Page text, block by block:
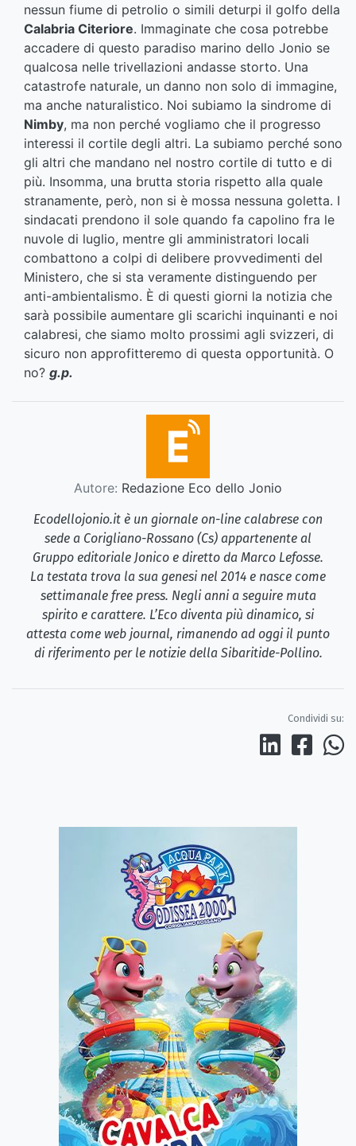
nessun fiume di petrolio o simili deturpi il golfo della
Calabria Citeriore. Immaginate che cosa potrebbe
accadere di questo paradiso marino dello Jonio se
qualcosa nelle trivellazioni andasse storto. Una
catastrofe naturale, un danno non solo di immagine,
ma anche naturalistico. Noi subiamo la sindrome di
Nimby, ma non perché vogliamo che il progresso
interessi il cortile degli altri. La subiamo perché sono
gli altri che mandano nel nostro cortile di tutto e di
più. Insomma, una brutta storia rispetto alla quale
stranamente, però, non si è mossa nessuna goletta. I
sindacati prendono il sole quando fa capolino fra le
nuvole di luglio, mentre gli amministratori locali
combattono a colpi di delibere provvedimenti del
Ministero, che si sta veramente distinguendo per
anti-ambientalismo. È di questi giorni la notizia che
sarà possibile aumentare gli scarichi inquinanti e noi
calabresi, che siamo molto prossimi agli svizzeri, di
sicuro non approfitteremo di questa opportunità. O
no? g.p.
Autore: Redazione Eco dello Jonio
Ecodellojonio.it è un giornale on-line calabrese con
sede a Corigliano-Rossano (Cs) appartenente al
Gruppo editoriale Jonico e diretto da Marco Lefosse.
La testata trova la sua genesi nel 2014 e nasce come
settimanale free press. Negli anni a seguire muta
spirito e carattere. L’Eco diventa più dinamico, si
attesta come web journal, rimanendo ad oggi il punto
di riferimento per le notizie della Sibaritide-Pollino.
Condividi su: